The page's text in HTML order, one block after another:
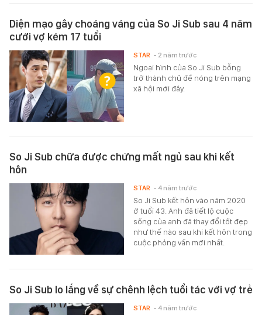
Diện mạo gây choáng váng của So Ji Sub sau 4 năm
cưới vợ kém 17 tuổi
Ngoại hình của So Ji Sub bỗng
trở thành chủ đề nóng trên mạng
xã hội mới đây.
STAR - 2 năm trước
So Ji Sub chữa được chứng mất ngủ sau khi kết
hôn
So Ji Sub kết hôn vào năm 2020
ở tuổi 43. Anh đã tiết lộ cuộc
sống của anh đã thay đổi tốt đẹp
như thế nào sau khi kết hôn trong
cuộc phỏng vấn mới nhất.
STAR - 4 năm trước
So Ji Sub lo lắng về sự chênh lệch tuổi tác với vợ trẻ
STAR - 4 năm trước